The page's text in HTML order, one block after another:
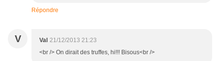
Répondre
V Val 21/12/2013 21:23
<br /> On dirait des truffes, hi!!! Bisous<br />